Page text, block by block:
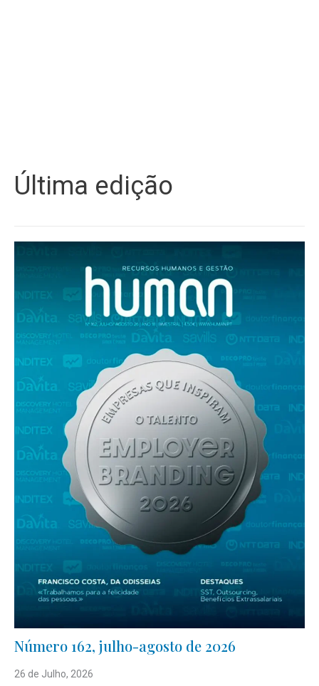
Última edição
Número 162, julho-agosto de 2026
26 de Julho, 2026